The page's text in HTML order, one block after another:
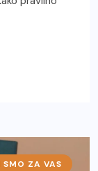
SMO ZA VAS